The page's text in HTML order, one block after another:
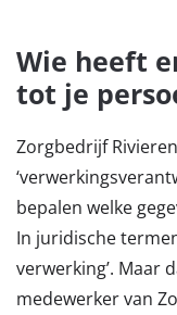
Wie heeft
tot je
Zorgbedrijf
bepalen welke
In juridische
verwerking’. Maar
medewerker van